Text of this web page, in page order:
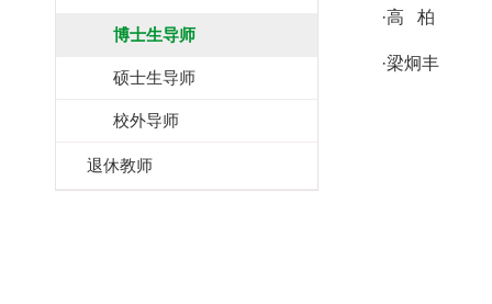
博士生导师
硕士生导师
校外导师
退休教师
·高 柏
·梁炯丰